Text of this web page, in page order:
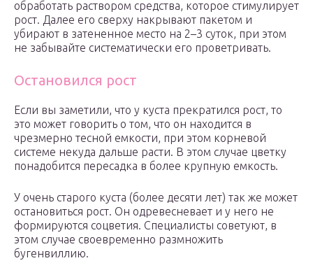
обработать раствором средства, которое стимулирует
рост. Далее его сверху накрывают пакетом и
убирают в затененное место на 2–3 суток, при этом
не забывайте систематически его проветривать.
Остановился рост
Если вы заметили, что у куста прекратился рост, то
это может говорить о том, что он находится в
чрезмерно тесной емкости, при этом корневой
системе некуда дальше расти. В этом случае цветку
понадобится пересадка в более крупную емкость.
У очень старого куста (более десяти лет) так же может
остановиться рост. Он одревесневает и у него не
формируются соцветия. Специалисты советуют, в
этом случае своевременно размножить
бугенвиллию.